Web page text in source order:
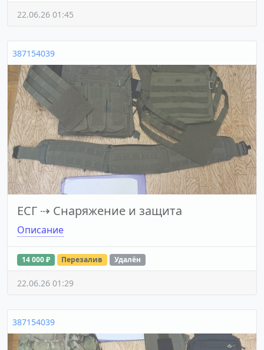
22.06.26 01:45
387154039
ЕСГ ⇢ Снаряжение и защита
Описание
14 000 ₽ Перезалив Удалён
22.06.26 01:29
387154039